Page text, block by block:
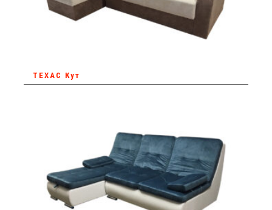
ТЕХАС Кут